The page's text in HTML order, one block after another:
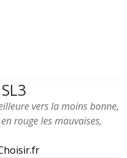
vers la moins bonne,
rouge les mauvaises,